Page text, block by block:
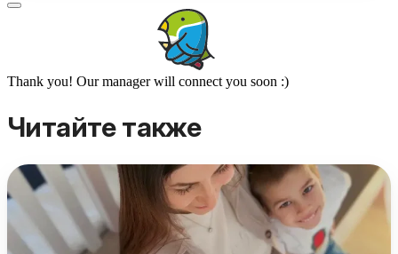
Thank you! Our manager will connect you soon :)
Читайте также